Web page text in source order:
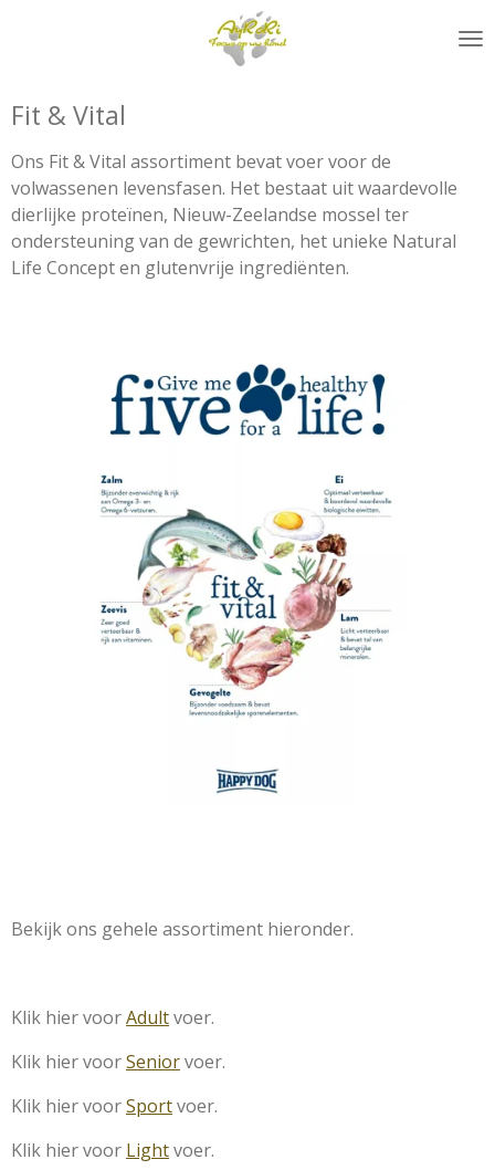
de
hoofdinhoud
Fit & Vital
Ons Fit & Vital assortiment bevat voer voor de
volwassenen levensfasen. Het bestaat uit waardevolle
dierlijke proteïnen, Nieuw-Zeelandse mossel ter
ondersteuning van de gewrichten, het unieke Natural
Life Concept en glutenvrije ingrediënten.
Bekijk ons gehele assortiment hieronder.
Klik hier voorAdultvoer.
Klik hier voorSeniorvoer.
Klik hier voorSportvoer.
Klik hier voor Lightvoer.